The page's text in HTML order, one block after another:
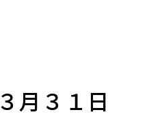
月３１日